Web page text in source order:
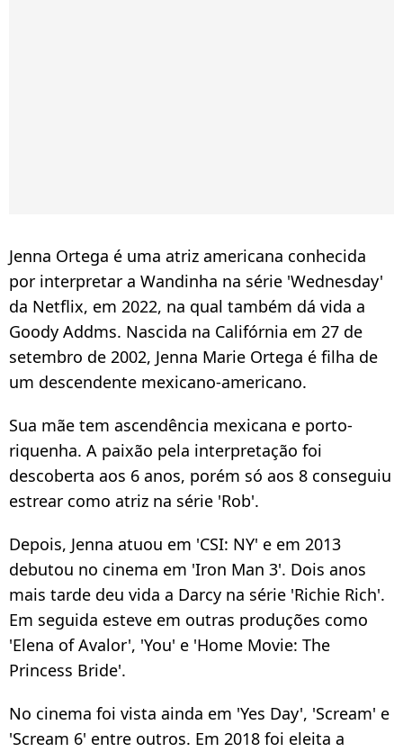
Jenna Ortega é uma atriz americana conhecida
por interpretar a Wandinha na série 'Wednesday'
da Netflix, em 2022, na qual também dá vida a
Goody Addms. Nascida na Califórnia em 27 de
setembro de 2002, Jenna Marie Ortega é filha de
um descendente mexicano-americano.
Sua mãe tem ascendência mexicana e porto-
riquenha. A paixão pela interpretação foi
descoberta aos 6 anos, porém só aos 8 conseguiu
estrear como atriz na série 'Rob'.
Depois, Jenna atuou em 'CSI: NY' e em 2013
debutou no cinema em 'Iron Man 3'. Dois anos
mais tarde deu vida a Darcy na série 'Richie Rich'.
Em seguida esteve em outras produções como
'Elena of Avalor', 'You' e 'Home Movie: The
Princess Bride'.
No cinema foi vista ainda em 'Yes Day', 'Scream' e
'Scream 6' entre outros. Em 2018 foi eleita a